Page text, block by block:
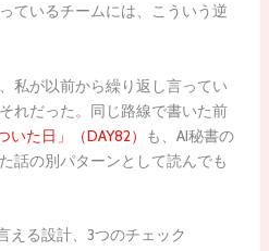
ているチームには、こういう逆
私が以前から繰り返し言ってい
れだった。同じ路線で書いた前
た日」（DAY82）
も、AI秘書の
話の別パターンとして読んでも
える設計、3つのチェック